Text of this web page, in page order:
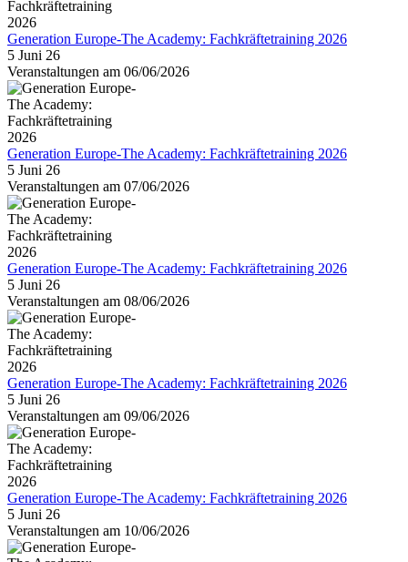
Generation Europe-The Academy: Fachkräftetraining 2026
5 Juni 26
Veranstaltungen am 06/06/2026
Generation Europe-The Academy: Fachkräftetraining 2026
5 Juni 26
Veranstaltungen am 07/06/2026
Generation Europe-The Academy: Fachkräftetraining 2026
5 Juni 26
Veranstaltungen am 08/06/2026
Generation Europe-The Academy: Fachkräftetraining 2026
5 Juni 26
Veranstaltungen am 09/06/2026
Generation Europe-The Academy: Fachkräftetraining 2026
5 Juni 26
Veranstaltungen am 10/06/2026